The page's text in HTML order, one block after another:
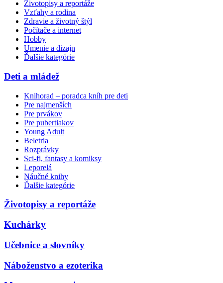
Životopisy a reportáže
Vzťahy a rodina
Zdravie a životný štýl
Počítače a internet
Hobby
Umenie a dizajn
Ďalšie kategórie
Deti a mládež
Knihorad – poradca kníh pre deti
Pre najmenších
Pre prvákov
Pre pubertiakov
Young Adult
Beletria
Rozprávky
Sci-fi, fantasy a komiksy
Leporelá
Náučné knihy
Ďalšie kategórie
Životopisy a reportáže
Kuchárky
Učebnice a slovníky
Náboženstvo a ezoterika